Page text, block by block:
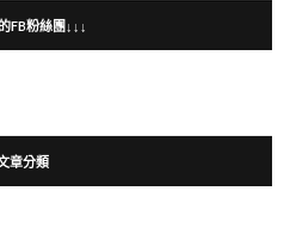
FB粉絲團↓↓↓
章分類